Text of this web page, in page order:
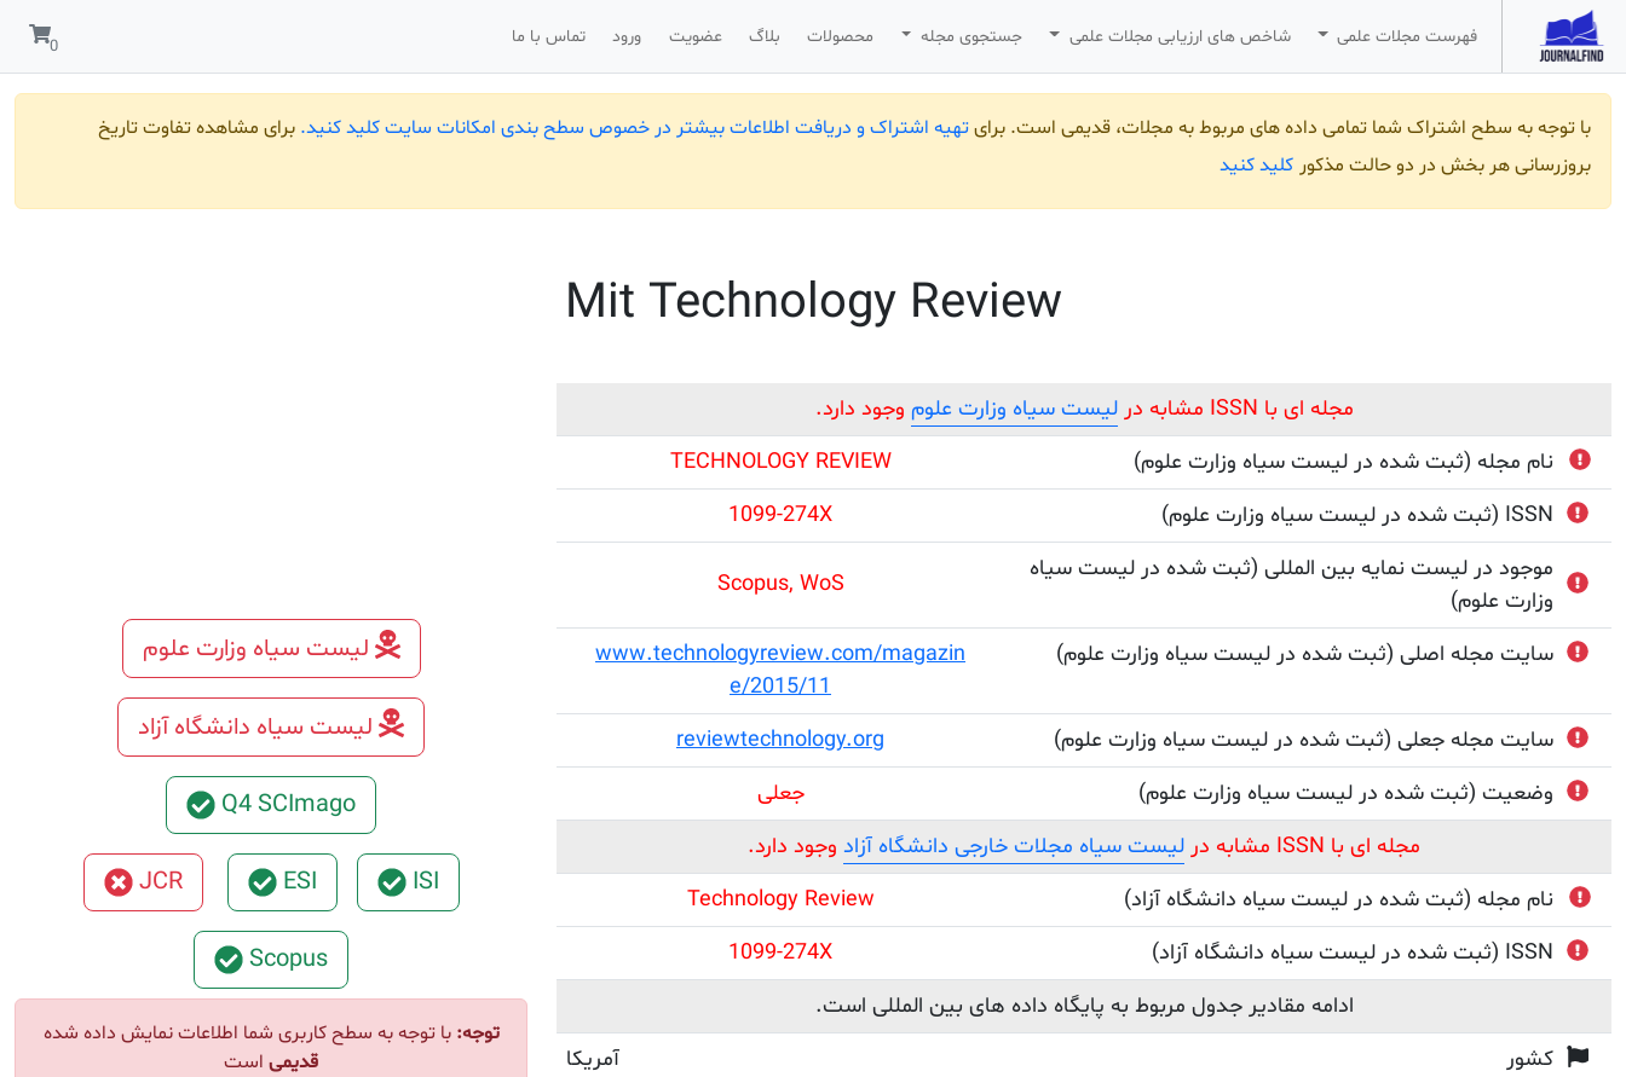
فهرست مجلات علمی شاخص های ارزیابی مجلات علمی جستجوی مجله محصولات بلاگ عضویت ورود تماس با ما
با توجه به سطح اشتراک شما تمامی داده های مربوط به مجلات، قدیمی است. برایتهیه اشتراک و دریافت اطلاعات بیشتر در خصوص سطح بندی امکانات سایت کلید کنید. برای مشاهده تفاوت تاریخ
بروزرسانی هر بخش در دو حالت مذکور کلید کنید
Mit Technology Review
مجله ای با ISSN مشابه در لیست سیاه وزارت علوم وجود دارد.
TECHNOLOGY REVIEW
نام مجله (ثبت شده در لیست سیاه وزارت علوم)
1099-274X
(ثبت شده در لیست سیاه وزارت علوم) ISSN
Scopus, WoS
موجود در لیست نمایه بین المللی (ثبت شده در لیست سیاه
وزارت علوم)
www.technologyreview.com/magazin
e/2015/11
سایت مجله اصلی (ثبت شده در لیست سیاه وزارت علوم)
reviewtechnology.org
سایت مجله جعلی (ثبت شده در لیست سیاه وزارت علوم)
جعلی
وضعیت (ثبت شده در لیست سیاه وزارت علوم)
مجله ای با ISSN مشابه در
لیست سیاه مجلات خارجی دانشگاه آزاد وجود دارد.
Technology Review
نام مجله (ثبت شده در لیست سیاه دانشگاه آزاد)
1099-274X
(ثبت شده در لیست سیاه دانشگاه آزاد) ISSN
ادامه مقادیر جدول مربوط به پایگاه داده های بین المللی است.
آمریکا
کشور
لیست سیاه وزارت علوم
لیست سیاه دانشگاه آزاد
Q4 SCImago
ISI
ESI
JCR
Scopus
توجه: با توجه به سطح کاربری شما اطلاعات نمایش داده شده
قدیمی است